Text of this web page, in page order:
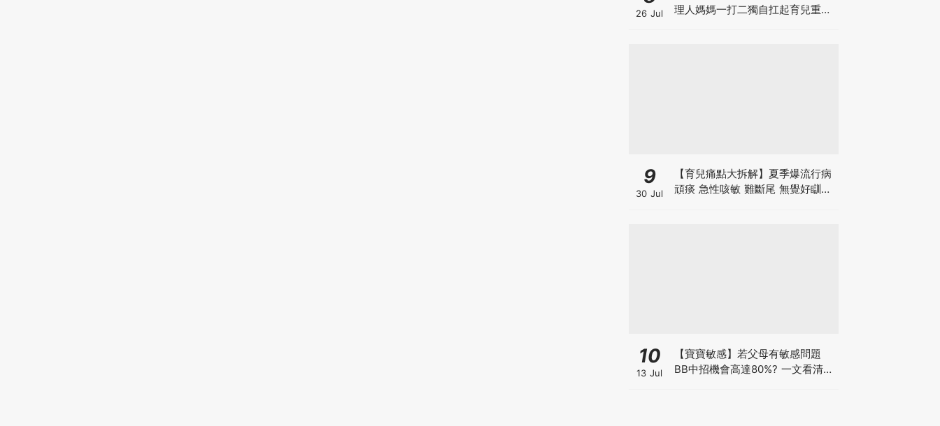
26 Jul
理人媽媽一打二獨自扛起育兒重
9
30 Jul
【育兒痛點大拆解】夏季爆流行病
頑痰 急性咳敏 難斷尾 無覺好瞓？
10
13 Jul
【寶寶敏感】若父母有敏感問題
BB中招機會高達80%? 一文看清預